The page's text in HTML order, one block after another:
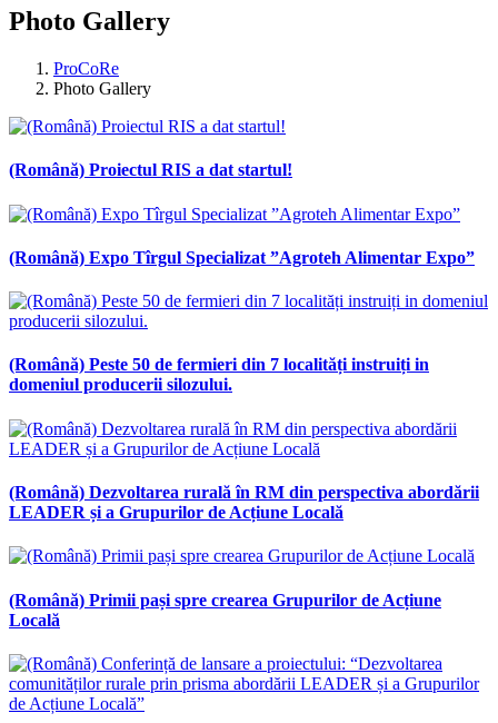
Photo Gallery
ProCoRe
Photo Gallery
(Română) Proiectul RIS a dat startul!
(Română) Expo Tîrgul Specializat ”Agroteh Alimentar Expo”
(Română) Peste 50 de fermieri din 7 localități instruiți in
domeniul producerii silozului.
(Română) Dezvoltarea rurală în RM din perspectiva abordării
LEADER și a Grupurilor de Acțiune Locală
(Română) Primii pași spre crearea Grupurilor de Acțiune
Locală